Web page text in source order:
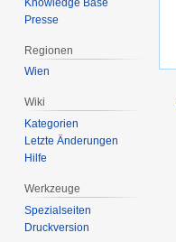
Presse
Regionen
Wien
Wiki
Kategorien
Letzte Änderungen
Hilfe
Werkzeuge
Spezialseiten
Druckversion